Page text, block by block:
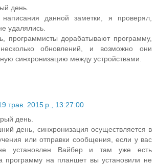
день.
данной заметки, я проверял,
удалялись.
программисты дорабатывают программу,
обновлений, и возможно они
синхронизацию между устройствами.
трав. 2015 р., 13:27:00
день.
день, синхронизация осуществляется в
или отправки сообщения, если у вас
установлен Вайбер и там уже есть
программу на планшет вы установили не